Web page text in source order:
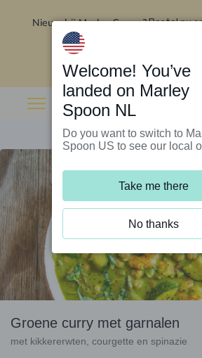
Nieuw bij Marley Spoon?Bestel nu
Groene curry met garnalen
met kikkererwten, courgette en spinazie
Welcome! You’ve
landed on Marley
Spoon NL
Do you want to switch to
Spoon US to see our local
Take me there
No thanks